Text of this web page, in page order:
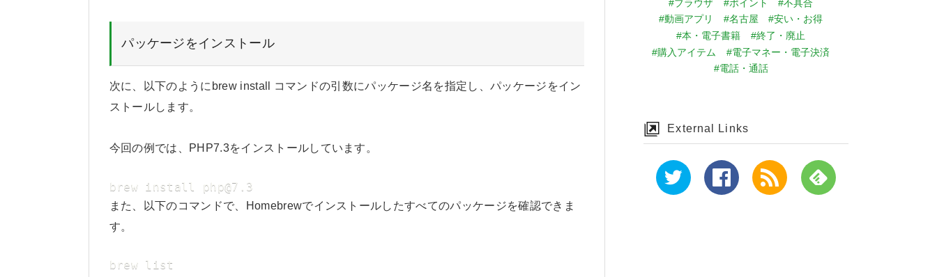
パッケージをインストール
次に、以下のようにbrew install コマンドの引数にパッケージ名を指定し、パッケージをイン
ストールします。
今回の例では、PHP7.3をインストールしています。
brew install php@7.3
また、以下のコマンドで、Homebrewでインストールしたすべてのパッケージを確認できま
す。
brew list
#ブラウザ
#ポイント
#不具合
#動画アプリ
#名古屋
#安い・お得
#本・電子書籍
#終了・廃止
#購入アイテム
#電子マネー・電子決済
#電話・通話
External Links